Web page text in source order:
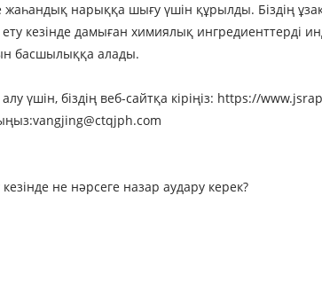
жаһандық нарыққа шығу үшін құрылды. Біздің
кезінде дамыған химиялық ингредиенттерді
басшылыққа алады.
үшін, біздің веб-сайтқа кіріңіз: https://
vangjing@ctqjph.com
не нәрсеге назар аудару керек?